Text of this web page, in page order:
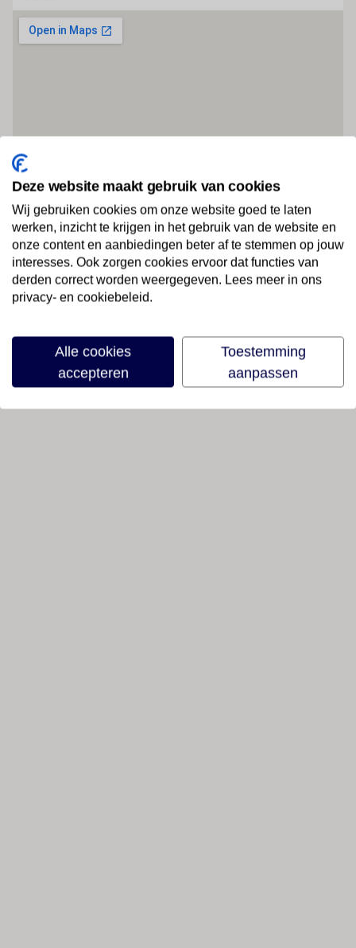
Deze website maakt gebruik van cookies
Wij gebruiken cookies om onze website goed te laten
werken, inzicht te krijgen in het gebruik van de website en
onze content en aanbiedingen beter af te stemmen op jouw
interesses. Ook zorgen cookies ervoor dat functies van
derden correct worden weergegeven. Lees meer in ons
privacy- en cookiebeleid.
Alle cookies
accepteren
Toestemming
aanpassen